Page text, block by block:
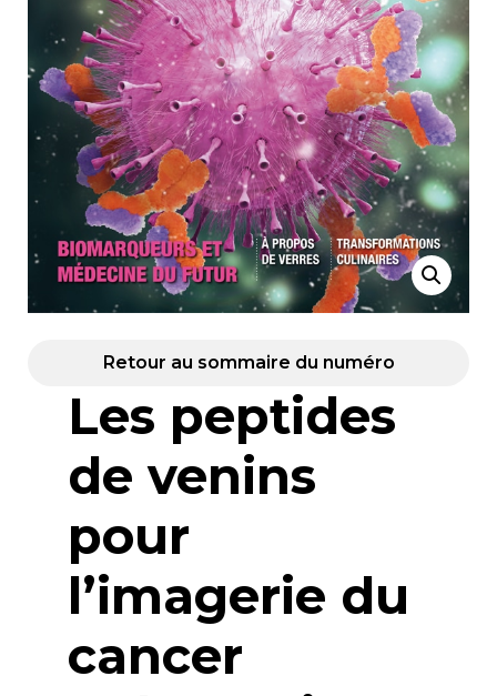
Retour au sommaire du numéro
Les peptides
de venins
pour
l’imagerie du
cancer